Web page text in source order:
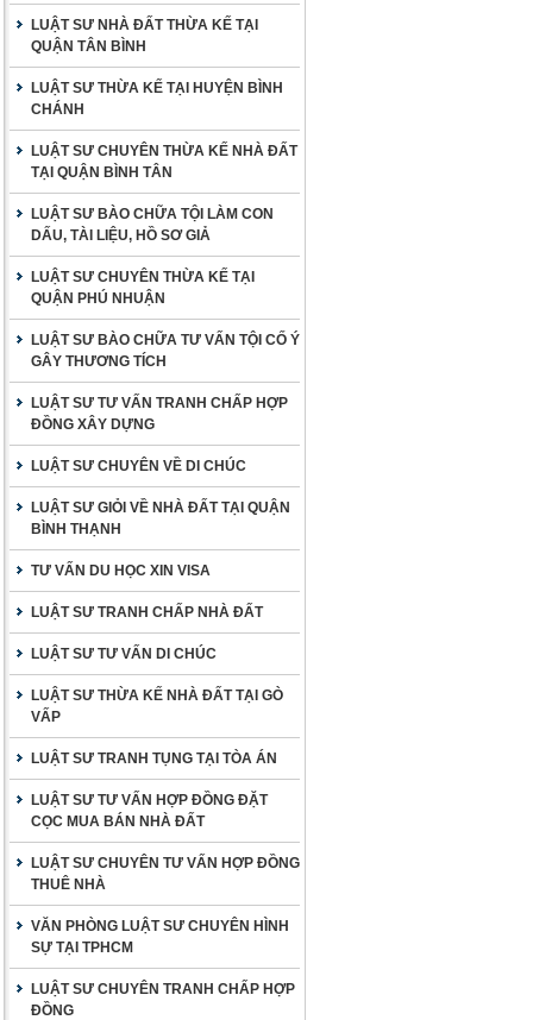
LUẬT SƯ NHÀ ĐẤT THỪA KẾ TẠI
QUẬN TÂN BÌNH
LUẬT SƯ THỪA KẾ TẠI HUYỆN BÌNH
CHÁNH
LUẬT SƯ CHUYÊN THỪA KẾ NHÀ ĐẤT
TẠI QUẬN BÌNH TÂN
LUẬT SƯ BÀO CHỮA TỘI LÀM CON
DẤU, TÀI LIỆU, HỒ SƠ GIẢ
LUẬT SƯ CHUYÊN THỪA KẾ TẠI
QUẬN PHÚ NHUẬN
LUẬT SƯ BÀO CHỮA TƯ VẤN TỘI CỐ Ý
GÂY THƯƠNG TÍCH
LUẬT SƯ TƯ VẤN TRANH CHẤP HỢP
ĐỒNG XÂY DỰNG
LUẬT SƯ CHUYÊN VỀ DI CHÚC
LUẬT SƯ GIỎI VỀ NHÀ ĐẤT TẠI QUẬN
BÌNH THẠNH
TƯ VẤN DU HỌC XIN VISA
LUẬT SƯ TRANH CHẤP NHÀ ĐẤT
LUẬT SƯ TƯ VẤN DI CHÚC
LUẬT SƯ THỪA KẾ NHÀ ĐẤT TẠI GÒ
VẤP
LUẬT SƯ TRANH TỤNG TẠI TÒA ÁN
LUẬT SƯ TƯ VẤN HỢP ĐỒNG ĐẶT
CỌC MUA BÁN NHÀ ĐẤT
LUẬT SƯ CHUYÊN TƯ VẤN HỢP ĐỒNG
THUÊ NHÀ
VĂN PHÒNG LUẬT SƯ CHUYÊN HÌNH
SỰ TẠI TPHCM
LUẬT SƯ CHUYÊN TRANH CHẤP HỢP
ĐỒNG